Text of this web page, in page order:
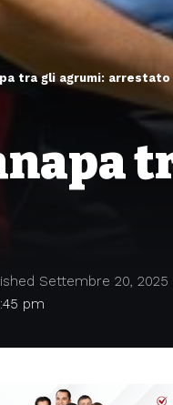
tra gli agrumi: arrestato
pm
Settembre 20, 2025